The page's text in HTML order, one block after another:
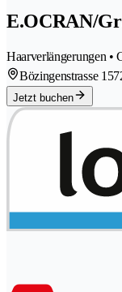
E.OCRAN/
Haarverlängerungen •
Bözingenstrasse 157
Jetzt buchen